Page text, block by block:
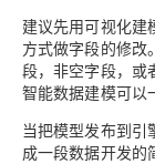
建议先用可视化建
方式做字段的修改
段，非空字段，或
智能数据建模可以
当把模型发布到
成一段数据开发的